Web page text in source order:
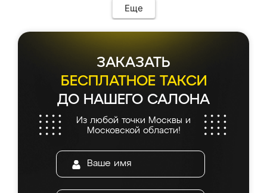
Еще
ЗАКАЗАТЬ
БЕСПЛАТНОЕ ТАКСИ
ДО НАШЕГО САЛОНА
Из любой точки Москвы и
Московской области!